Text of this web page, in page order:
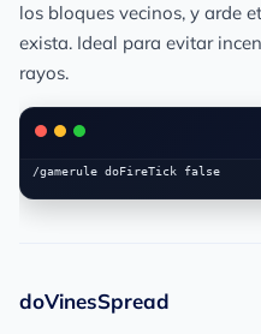
los bloques vecinos, y arde
exista. Ideal para evitar
rayos.
doVinesSpread